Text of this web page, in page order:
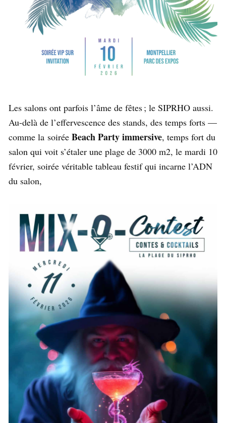
Les salons ont parfois l’âme de fêtes ; le SIPRHO aussi.
Au‑delà de l’effervescence des stands, des temps forts —
comme la soirée Beach Party immersive, temps fort du
salon qui voit s’étaler une plage de 3000 m2, le mardi 10
février, soirée véritable tableau festif qui incarne l’ADN
du salon,